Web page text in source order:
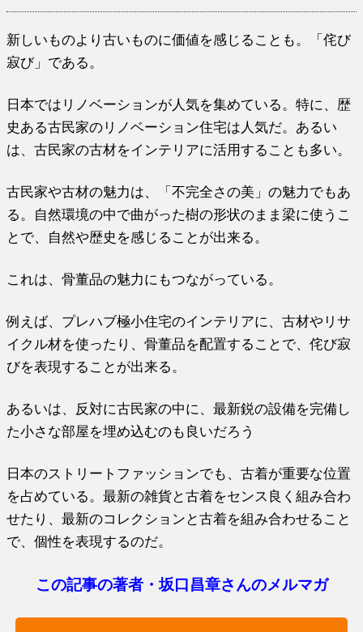
新しいものより古いものに価値を感じることも。「侘び
寂び」である。
日本ではリノベーションが人気を集めている。特に、歴
史ある古民家のリノベーション住宅は人気だ。あるい
は、古民家の古材をインテリアに活用することも多い。
古民家や古材の魅力は、「不完全さの美」の魅力でもあ
る。自然環境の中で曲がった樹の形状のまま梁に使うこ
とで、自然や歴史を感じることが出来る。
これは、骨董品の魅力にもつながっている。
例えば、プレハブ極小住宅のインテリアに、古材やリサ
イクル材を使ったり、骨董品を配置することで、侘び寂
びを表現することが出来る。
あるいは、反対に古民家の中に、最新鋭の設備を完備し
た小さな部屋を埋め込むのも良いだろう
日本のストリートファッションでも、古着が重要な位置
を占めている。最新の雑貨と古着をセンス良く組み合わ
せたり、最新のコレクションと古着を組み合わせること
で、個性を表現するのだ。
この記事の著者・坂口昌章さんのメルマガ